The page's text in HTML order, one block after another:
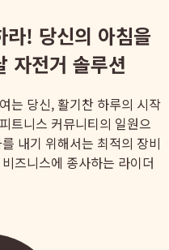
라! 당신의 아침을
자전거 솔루션
는 당신, 활기찬 하루의 시작
트니스 커뮤니티의 일원으
내기 위해서는 최적의 장비
즈니스에 종사하는 라이더